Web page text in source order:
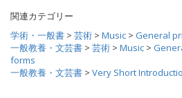
関連カテゴリー
学術・一般書 > 芸術 > Music > General
一般教養・文芸書 > 芸術 > Music >
forms
一般教養・文芸書 > Very Short